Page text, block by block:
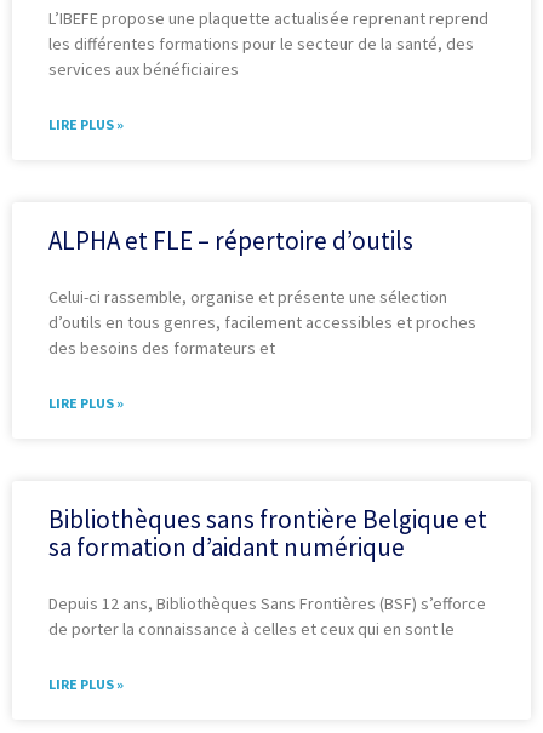
L’IBEFE propose une plaquette actualisée reprenant reprend
les différentes formations pour le secteur de la santé, des
services aux bénéficiaires
LIRE PLUS »
ALPHA et FLE – répertoire d’outils
Celui-ci rassemble, organise et présente une sélection
d’outils en tous genres, facilement accessibles et proches
des besoins des formateurs et
LIRE PLUS »
Bibliothèques sans frontière Belgique et
sa formation d’aidant numérique
Depuis 12 ans, Bibliothèques Sans Frontières (BSF) s’efforce
de porter la connaissance à celles et ceux qui en sont le
LIRE PLUS »